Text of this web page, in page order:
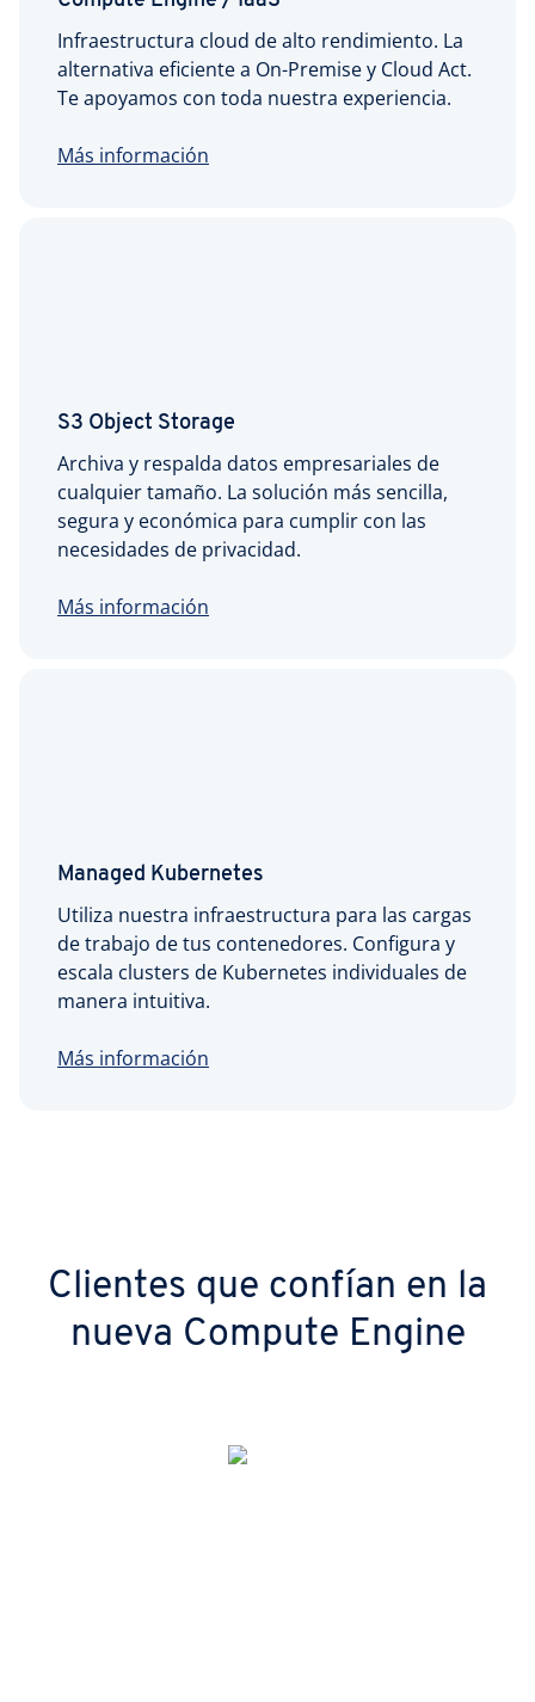
Infraestructura cloud de alto rendimiento. La
alternativa eficiente a On-Premise y Cloud Act.
Te apoyamos con toda nuestra experiencia.
Más información
S3 Object Storage
Archiva y respalda datos empresariales de
cualquier tamaño. La solución más sencilla,
segura y económica para cumplir con las
necesidades de privacidad.
Más información
Managed Kubernetes
Utiliza nuestra infraestructura para las cargas
de trabajo de tus contenedores. Configura y
escala clusters de Kubernetes individuales de
manera intuitiva.
Más información
Clientes que confían en la
nueva Compute Engine